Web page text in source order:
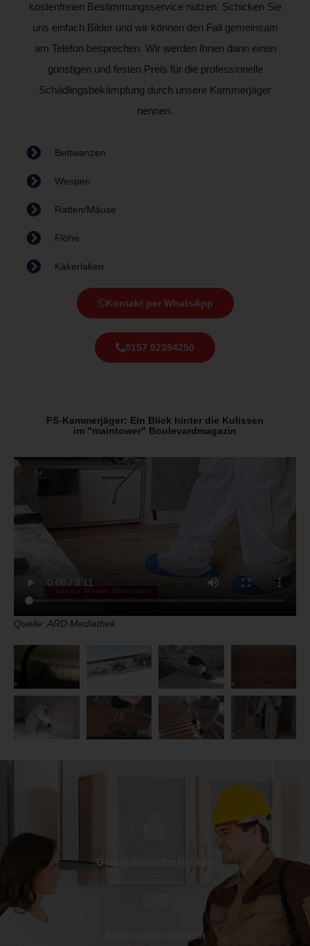
kostenfreien Bestimmungsservice nutzen. Schicken Sie
uns einfach Bilder und wir können den Fall gemeinsam
am Telefon besprechen. Wir werden Ihnen dann einen
günstigen und festen Preis für die professionelle
Schädlingsbekämpfung durch unsere Kammerjäger
nennen.
Bettwanzen
Wespen
Ratten/Mäuse
Flöhe
Kakerlaken
Kontakt per WhatsApp
0157 92394250
FS-Kammerjäger: Ein Blick hinter die Kulissen
im "maintower" Boulevardmagazin
Quelle: ARD Mediathek
Gesundheitliche Risiken
Existenzielle Risiken